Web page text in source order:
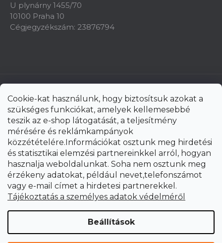
Cookie-kat használunk, hogy biztosítsuk azokat a
szükséges funkciókat, amelyek kellemesebbé
teszik az e-shop látogatását, a teljesítmény
mérésére és reklámkampányok
közzétételére.Információkat osztunk meg hirdetési
és statisztikai elemzési partnereinkkel arról, hogyan
hasznalja weboldalunkat. Soha nem osztunk meg
érzékeny adatokat, például nevet,telefonszámot
vagy e-mail címet a hirdetesi partnerekkel.
Tájékoztatás a személyes adatok védelméről
Beállítások
U plynárny 1455/70
10100 Praha 10
Cégjegyzékszám: 23876794
Shoptet Premium készítette
beállítások szerkesztése